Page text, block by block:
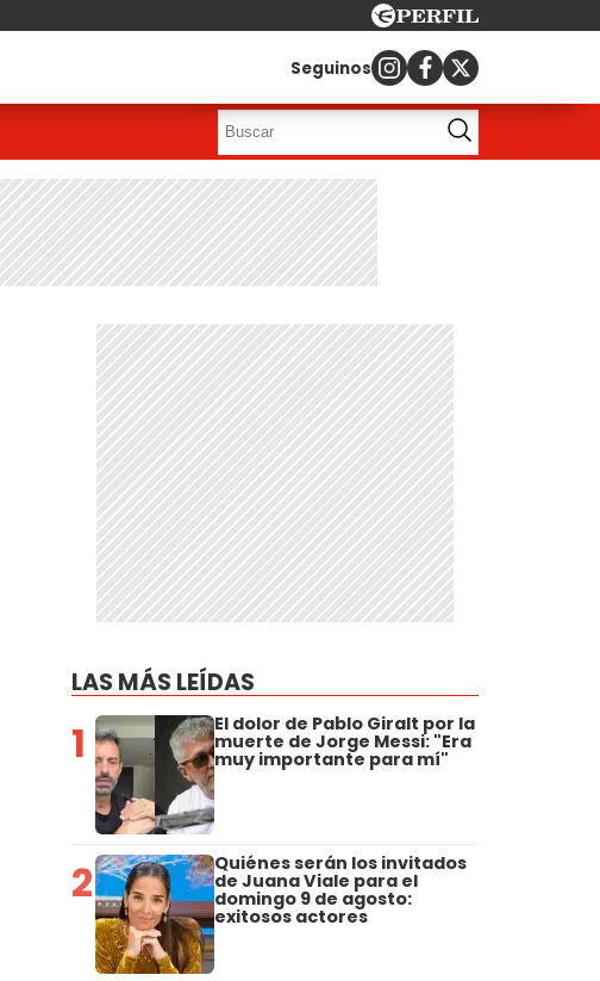
Seguinos
LAS MÁS LEÍDAS
1 El dolor de Pablo Giralt por la
muerte de Jorge Messi: "Era
muy importante para mí"
2 Quiénes serán los invitados
de Juana Viale para el
domingo 9 de agosto:
exitosos actores